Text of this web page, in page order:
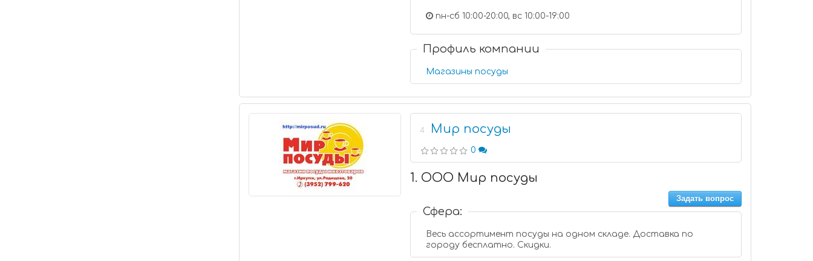
пн-сб 10:00-20:00, вс 10:00-19:00
Профиль компании
Магазины посуды
4 Мир посуды
0
1. ООО Мир посуды
Задать вопрос
Сфера:
Весь ассортимент посуды на одном складе. Доставка по
городу бесплатно. Скидки.